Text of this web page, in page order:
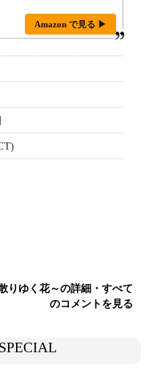
Amazon で見る ▶
りゆく花～の詳細・すべて
のコメントを見る